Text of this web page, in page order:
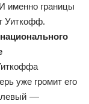
именно границы
Уиткофф.
уже громит его
левый —